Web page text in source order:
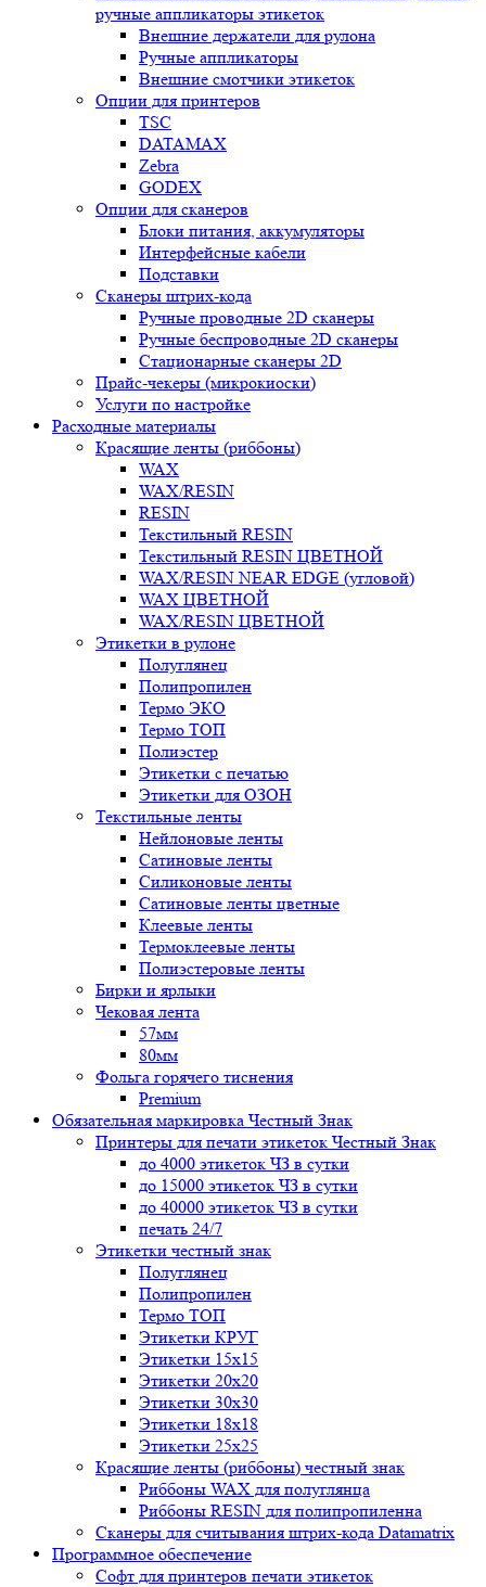
ручные аппликаторы этикеток
Внешние держатели для рулона
Ручные аппликаторы
Внешние смотчики этикеток
Опции для принтеров
TSC
DATAMAX
Zebra
GODEX
Опции для сканеров
Блоки питания, аккумуляторы
Интерфейсные кабели
Подставки
Сканеры штрих-кода
Ручные проводные 2D сканеры
Ручные беспроводные 2D сканеры
Стационарные сканеры 2D
Прайс-чекеры (микрокиоски)
Услуги по настройке
Расходные материалы
Красящие ленты (риббоны)
WAX
WAX/RESIN
RESIN
Текстильный RESIN
Текстильный RESIN ЦВЕТНОЙ
WAX/RESIN NEAR EDGE (угловой)
WAX ЦВЕТНОЙ
WAX/RESIN ЦВЕТНОЙ
Этикетки в рулоне
Полуглянец
Полипропилен
Термо ЭКО
Термо ТОП
Полиэстер
Этикетки с печатью
Этикетки для ОЗОН
Текстильные ленты
Нейлоновые ленты
Сатиновые ленты
Силиконовые ленты
Сатиновые ленты цветные
Клеевые ленты
Термоклеевые ленты
Полиэстеровые ленты
Бирки и ярлыки
Чековая лента
57мм
80мм
Фольга горячего тиснения
Premium
Обязательная маркировка Честный Знак
Принтеры для печати этикеток Честный Знак
до 4000 этикеток ЧЗ в сутки
до 15000 этикеток ЧЗ в сутки
до 40000 этикеток ЧЗ в сутки
печать 24/7
Этикетки честный знак
Полуглянец
Полипропилен
Термо ТОП
Этикетки КРУГ
Этикетки 15х15
Этикетки 20х20
Этикетки 30х30
Этикетки 18х18
Этикетки 25х25
Красящие ленты (риббоны) честный знак
Риббоны WAX для полуглянца
Риббоны RESIN для полипропиленна
Сканеры для считывания штрих-кода Datamatrix
Программное обеспечение
Софт для принтеров печати этикеток